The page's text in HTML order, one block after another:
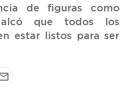
de figuras como
que todos los
estar listos para ser